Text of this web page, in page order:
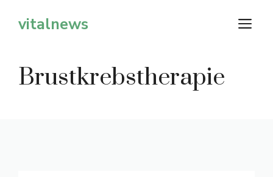
Inhaltvitalnews
Brustkrebstherapie